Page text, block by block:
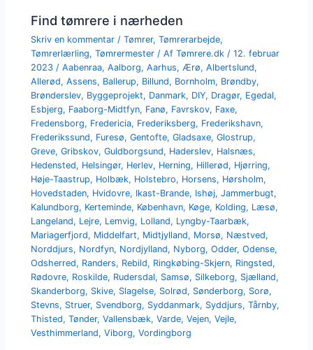
Find tømrere i nærheden
Skriv en kommentar /Tømrer,Tømrerarbejde,
Tømrerlærling,Tømrermester / AfTømrere.dk /12. februar
2023 /Aabenraa,Aalborg,Aarhus, Ærø,Albertslund,
Allerød,Assens, Ballerup, Billund, Bornholm, Brøndby,
Brønderslev, Byggeprojekt, Danmark, DIY, Dragør, Egedal,
Esbjerg, Faaborg-Midtfyn, Fanø, Favrskov, Faxe,
Fredensborg, Fredericia, Frederiksberg, Frederikshavn,
Frederikssund, Furesø,Gentofte,Gladsaxe,Glostrup,
Greve,Gribskov,Guldborgsund, Haderslev, Halsnæs,
Hedensted, Helsingør, Herlev, Herning, Hillerød, Hjørring,
Høje-Taastrup, Holbæk, Holstebro, Horsens, Hørsholm,
Hovedstaden, Hvidovre, Ikast-Brande, Ishøj,Jammerbugt,
Kalundborg, Kerteminde, København, Køge, Kolding, Læsø,
Langeland, Lejre, Lemvig, Lolland, Lyngby-Taarbæk,
Mariagerfjord, Middelfart, Midtjylland, Morsø, Næstved,
Norddjurs, Nordfyn, Nordjylland, Nyborg,Odder,Odense,
Odsherred, Randers, Rebild, Ringkøbing-Skjern, Ringsted,
Rødovre, Roskilde, Rudersdal, Samsø, Silkeborg, Sjælland,
Skanderborg, Skive, Slagelse, Solrød, Sønderborg, Sorø,
Stevns, Struer, Svendborg, Syddanmark, Syddjurs,Tårnby,
Thisted,Tønder,Vallensbæk,Varde,Vejen,Vejle,
Vesthimmerland,Viborg,Vordingborg